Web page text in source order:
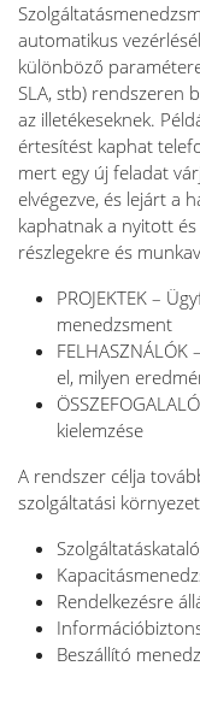
automatikus
különböző
SLA, stb) rendszeren
az illetékeseknek.
értesítést kaphat
mert egy új feladat
elvégezve, és lejárt a
kaphatnak a nyitott
részlegekre és
PROJEKTEK –
menedzsment
el, milyen
kielemzése
A rendszer célja
szolgáltatási
Rendelkezésre
Beszállító